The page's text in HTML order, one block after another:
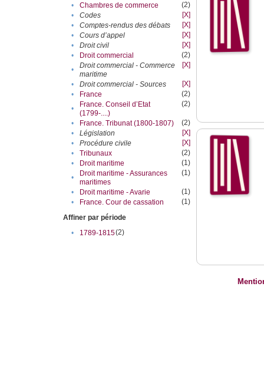
•
Chambres de commerce
(2)
•
Codes
[X]
•
Comptes-rendus des débats
[X]
•
Cours d’appel
[X]
•
Droit civil
[X]
•
Droit commercial
(2)
•
Droit commercial - Commerce
maritime
[X]
• Droit commercial - Sources
[X]
•
France
(2)
•
France. Conseil d’Etat
(1799-....)
(2)
• France. Tribunat (1800-1807)
(2)
•
Législation
[X]
•
Procédure civile
[X]
•
Tribunaux
(2)
•
Droit maritime
(1)
•
Droit maritime - Assurances
maritimes
(1)
• Droit maritime - Avarie
(1)
•
France. Cour de cassation
(1)
Affiner par période
•
1789-1815(2)